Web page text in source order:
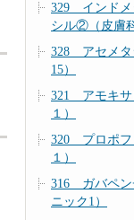
329 インド
シル②（皮膚科
328 アセメ
15）
321 アモキサ
１）
320 プロポフ
１）
316 ガバペン
ニック1）